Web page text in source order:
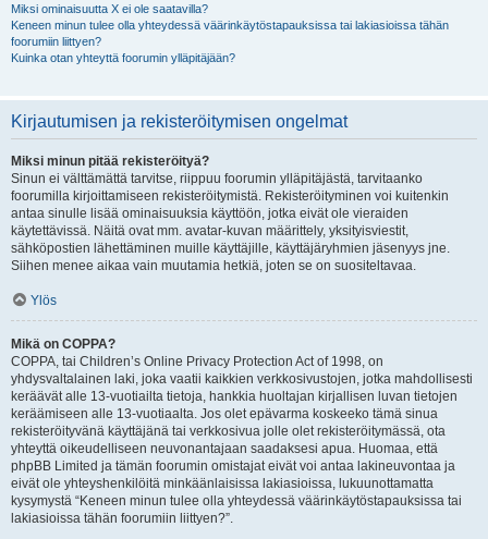
Miksi ominaisuutta X ei ole saatavilla?
Keneen minun tulee olla yhteydessä väärinkäytöstapauksissa tai lakiasioissa tähän
foorumiin liittyen?
Kuinka otan yhteyttä foorumin ylläpitäjään?
Kirjautumisen ja rekisteröitymisen ongelmat
Miksi minun pitää rekisteröityä?
Sinun ei välttämättä tarvitse, riippuu foorumin ylläpitäjästä, tarvitaanko
foorumilla kirjoittamiseen rekisteröitymistä. Rekisteröityminen voi kuitenkin
antaa sinulle lisää ominaisuuksia käyttöön, jotka eivät ole vieraiden
käytettävissä. Näitä ovat mm. avatar-kuvan määrittely, yksityisviestit,
sähköpostien lähettäminen muille käyttäjille, käyttäjäryhmien jäsenyys jne.
Siihen menee aikaa vain muutamia hetkiä, joten se on suositeltavaa.
Ylös
Mikä on COPPA?
COPPA, tai Children’s Online Privacy Protection Act of 1998, on
yhdysvaltalainen laki, joka vaatii kaikkien verkkosivustojen, jotka mahdollisesti
keräävät alle 13-vuotiailta tietoja, hankkia huoltajan kirjallisen luvan tietojen
keräämiseen alle 13-vuotiaalta. Jos olet epävarma koskeeko tämä sinua
rekisteröityvänä käyttäjänä tai verkkosivua jolle olet rekisteröitymässä, ota
yhteyttä oikeudelliseen neuvonantajaan saadaksesi apua. Huomaa, että
phpBB Limited ja tämän foorumin omistajat eivät voi antaa lakineuvontaa ja
eivät ole yhteyshenkilöitä minkäänlaisissa lakiasioissa, lukuunottamatta
kysymystä “Keneen minun tulee olla yhteydessä väärinkäytöstapauksissa tai
lakiasioissa tähän foorumiin liittyen?”.